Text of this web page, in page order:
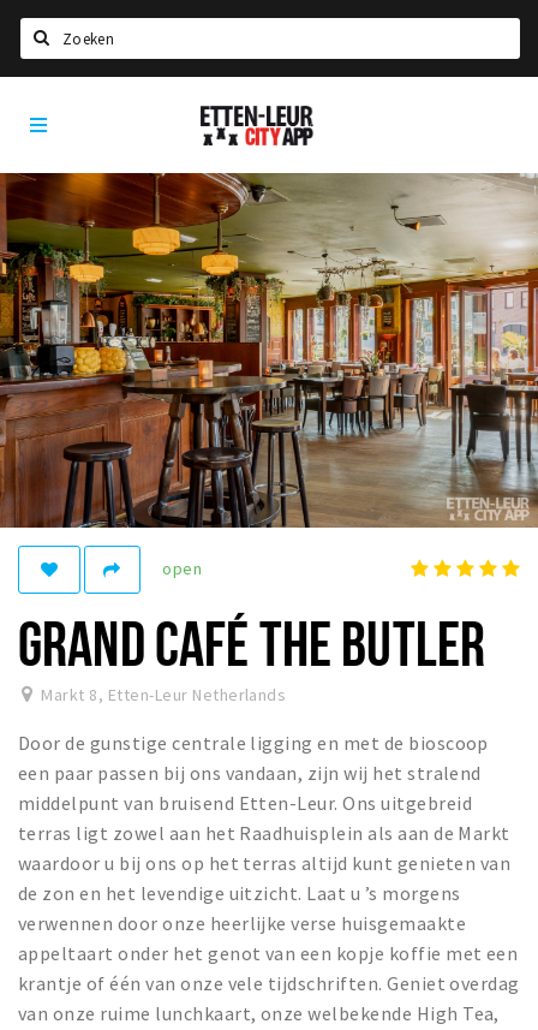
Home
Agenda
Deals
Party pics
Nieuws, interviews & blogs
Eten
Drinken
Slapen
Recreatief
Winkels
Winkelgebieden
Bezienswaardigheden
Musea, theaters & podia
Uitjes & activiteiten
Toeristische routes
Natuurgebieden
Baroniepoorten
Sport
Andere City Apps
Etten-
Leur
App
open
GRAND CAFÉ THE BUTLER
Markt 8, Etten-Leur Netherlands
Door de gunstige centrale ligging en met de bioscoop
een paar passen bij ons vandaan, zijn wij het stralend
middelpunt van bruisend Etten-Leur. Ons uitgebreid
terras ligt zowel aan het Raadhuisplein als aan de Markt
waardoor u bij ons op het terras altijd kunt genieten van
de zon en het levendige uitzicht. Laat u ’s morgens
verwennen door onze heerlijke verse huisgemaakte
appeltaart onder het genot van een kopje koffie met een
krantje of één van onze vele tijdschriften. Geniet overdag
van onze ruime lunchkaart, onze welbekende High Tea,